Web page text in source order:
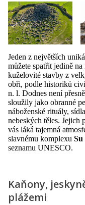
Jeden z největších
můžete spatřit jedině na
kuželovité stavby z
obři, podle historiků
n. l. Dodnes není
sloužily jako obranné
náboženské rituály,
nebeských těles. Jejich
vás láká tajemná
slavnému komplexu
seznamu UNESCO.
Kaňony,
plážemi